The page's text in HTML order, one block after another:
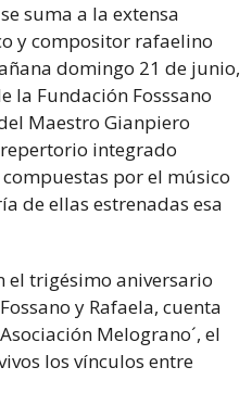
suma a la extensa
y compositor rafaelino
domingo 21 de junio,
la Fundación Fosssano
Maestro Gianpiero
integrado
por el músico
de ellas estrenadas esa
el trigésimo aniversario
y Rafaela, cuenta
Melograno´, el
los vínculos entre